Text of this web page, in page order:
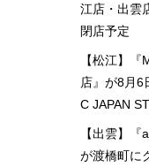
江店・出雲
閉店予定
【松江】
店』が8月6
C JAPAN
【出雲】『
が渡橋町に